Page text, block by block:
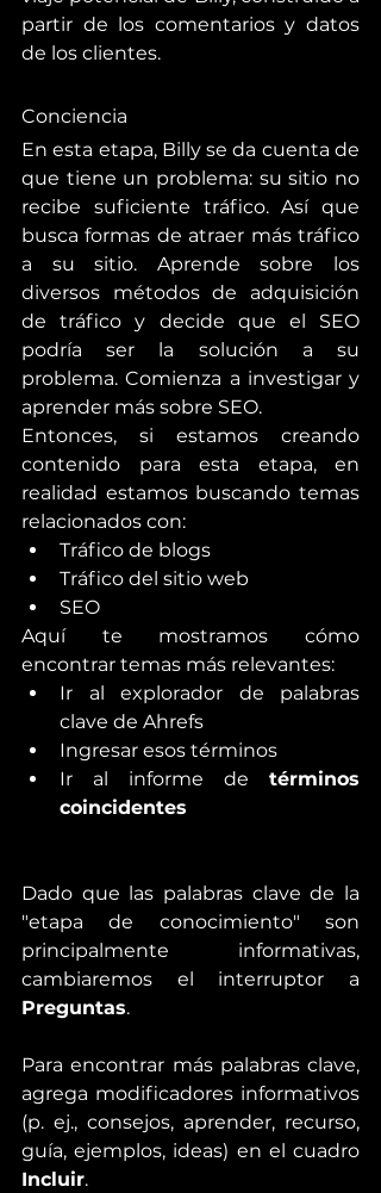
partir de los comentarios y datos
de los clientes.
Conciencia
En esta etapa, Billy se da cuenta de
que tiene un problema: su sitio no
recibe suficiente tráfico. Así que
busca formas de atraer más tráfico
a su sitio. Aprende sobre los
diversos métodos de adquisición
de tráfico y decide que el SEO
podría ser la solución a su
problema. Comienza a investigar y
aprender más sobre SEO.
Entonces, si estamos creando
contenido para esta etapa, en
realidad estamos buscando temas
relacionados con:
Tráfico de blogs
Tráfico del sitio web
SEO
Aquí te mostramos cómo
encontrar temas más relevantes:
Ir al explorador de palabras
clave de Ahrefs
Ingresar esos términos
Ir al informe de términos
coincidentes
Dado que las palabras clave de la
"etapa de conocimiento" son
principalmente informativas,
Preguntas.
Para encontrar más palabras clave,
agrega modificadores informativos
(p. ej., consejos, aprender, recurso,
Incluir.